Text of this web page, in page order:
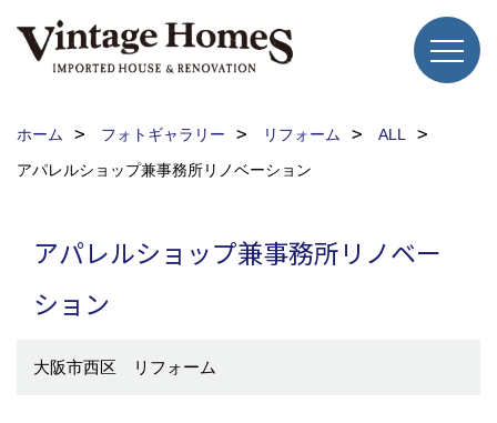
ホーム フォトギャラリー リフォーム
ALL
アパレルショップ兼事務所リノベーション
アパレルショップ兼事務所リノベー
ション
大阪市西区 リフォーム